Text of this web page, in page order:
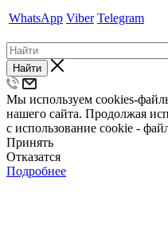
WhatsApp Viber Telegram
Найти
Мы используем cookies-
нашего сайта. Продолжая
с использование cookie -
Принять
Отказатся
Подробнее